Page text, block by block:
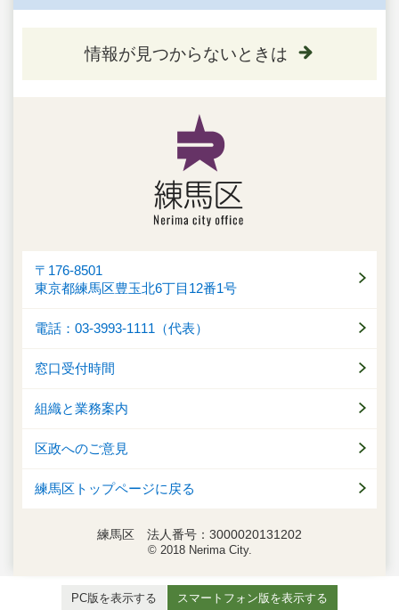
情報が見つからないときは
〒176-8501
東京都練馬区豊玉北6丁目12番1号
電話：03-3993-1111（代表）
窓口受付時間
組織と業務案内
区政へのご意見
練馬区トップページに戻る
練馬区 法人番号：3000020131202
© 2018 Nerima City.
PC版を表示する スマートフォン版を表示する